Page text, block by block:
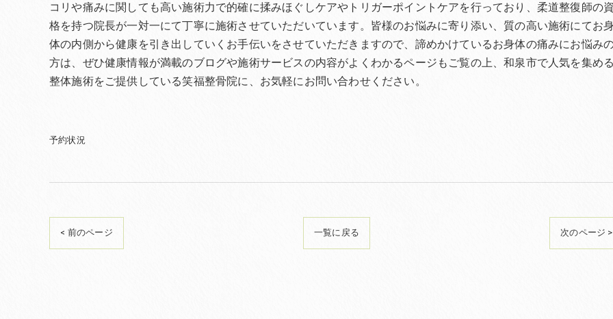
コリや痛みに関しても高い施術力で的確に揉みほぐしケアやトリガーポイントケアを行っており、柔道整復師の
格を持つ院長が一対一にて丁寧に施術させていただいています。皆様のお悩みに寄り添い、質の高い施術にてお
体の内側から健康を引き出していくお手伝いをさせていただきますので、諦めかけているお身体の痛みにお悩み
方は、ぜひ健康情報が満載のブログや施術サービスの内容がよくわかるページもご覧の上、和泉市で人気を集め
整体施術をご提供している笑福整骨院に、お気軽にお問い合わせください。
予約状況
< 前のページ 一覧に戻る 次のページ >